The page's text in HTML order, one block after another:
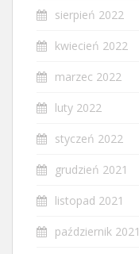
sierpień 2022
kwiecień 2022
marzec 2022
luty 2022
styczeń 2022
grudzień 2021
listopad 2021
październik 2021